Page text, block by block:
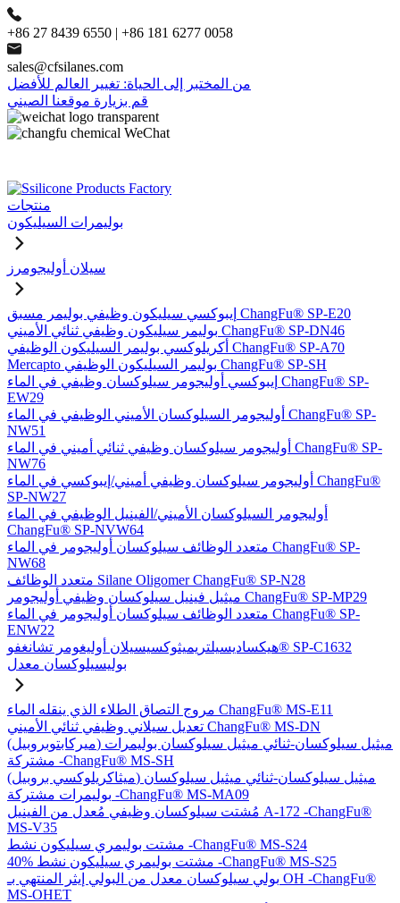
+86 27 8439 6550 | +86 181 6277 0058
sales@cfsilanes.com
من المختبر إلى الحياة: تغيير العالم للأفضل
قم بزيارة موقعنا الصيني
منتجات
بوليمرات السيليكون
سيلان أوليجومرز
إيبوكسي سيليكون وظيفي بوليمر مسبق ChangFu® SP-E20
بوليمر سيليكون وظيفي ثنائي الأميني ChangFu® SP-DN46
أكريلوكسي بوليمر السيليكون الوظيفي ChangFu® SP-A70
Mercapto بوليمر السيليكون الوظيفي ChangFu® SP-SH
إيبوكسي أوليجومر سيلوكسان وظيفي في الماء ChangFu® SP-
EW29
أوليجومر السيلوكسان الأميني الوظيفي في الماء ChangFu® SP-
NW51
أوليجومر سيلوكسان وظيفي ثنائي أميني في الماء ChangFu® SP-
NW76
أوليجومر سيلوكسان وظيفي أميني/إيبوكسي في الماء ChangFu®
SP-NW27
أوليجومر السيلوكسان الأميني/الفينيل الوظيفي في الماء
ChangFu® SP-NVW64
متعدد الوظائف سيلوكسان أوليجومر في الماء ChangFu® SP-
NW68
متعدد الوظائف Silane Oligomer ChangFu® SP-N28
ميثيل فينيل سيلوكسان وظيفي أوليجومر ChangFu® SP-MP29
متعدد الوظائف سيلوكسان أوليجومر في الماء ChangFu® SP-
ENW22
هيكساديسيلتريميثوكسيسيلان أوليغومر تشانغفو® SP-C1632
بوليسيلوكسان معدل
مروج التصاق الطلاء الذي ينقله الماء ChangFu® MS-E11
تعديل سيلاني وظيفي ثنائي الأميني ChangFu® MS-DN
(ميركابتوبروبيل) ميثيل سيلوكسان-ثنائي ميثيل سيلوكسان بوليمرات
مشتركة -ChangFu® MS-SH
(ميثاكريلوكسي بروبيل) ميثيل سيلوكسان-ثنائي ميثيل سيلوكسان
بوليمرات مشتركة -ChangFu® MS-MA09
مُشتت سيلوكسان وظيفي مُعدل من الفينيل A-172 -ChangFu®
MS-V35
مشتت بوليمري سيليكون نشط -ChangFu® MS-S24
40% مشتت بوليمري سيليكون نشط -ChangFu® MS-S25
بولي سيلوكسان معدل من البولي إيثر المنتهي بـ OH -ChangFu®
MS-OHET